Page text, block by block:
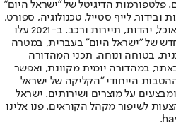
פלטפורמות הדיגיטל של "ישראל היום"
ובידור, לייף סטייל, טכנולוגיה, ספורט,
כלכלה וצרכנות, בריאות, חיילים, אוכל, יהדות, תיירות ורכב. ב-2021 עלו
של "ישראל היום" בעברית, במטרה
בטוחה ונוחה. תכני המהדורה
במהדורה יומית מקוונת, ואפשר
הייחודי "הקליקה של ישראל
על מוצרים ושירותים. ישראל
לשיפור מקהל הקוראים. פנו אלינו